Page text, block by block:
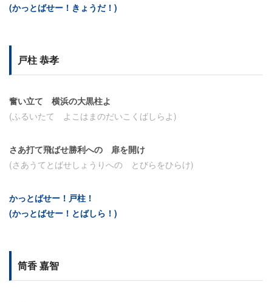
(かっとばせー！きょうだ！)
戸柱 恭孝
奮い立て 横浜の大黒柱よ
(ふるいたて よこはまのだいこくばしらよ)
さあ打て飛ばせ勝利への 扉を開け
(さあうてとばせしょうりへの とびらをひらけ)
かっとばせー！戸柱！
(かっとばせー！とばしら！)
筒香 嘉智